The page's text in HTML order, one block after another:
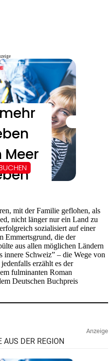
mit der Familie geflohen, als
nicht länger nur ein Land zu
sozialisiert auf einer
Emmertsgrund, die der
aus allen möglichen Ländern
innere Schweiz” – die Wege von
erzählt es der
fulminanten Roman
Deutschen Buchpreis